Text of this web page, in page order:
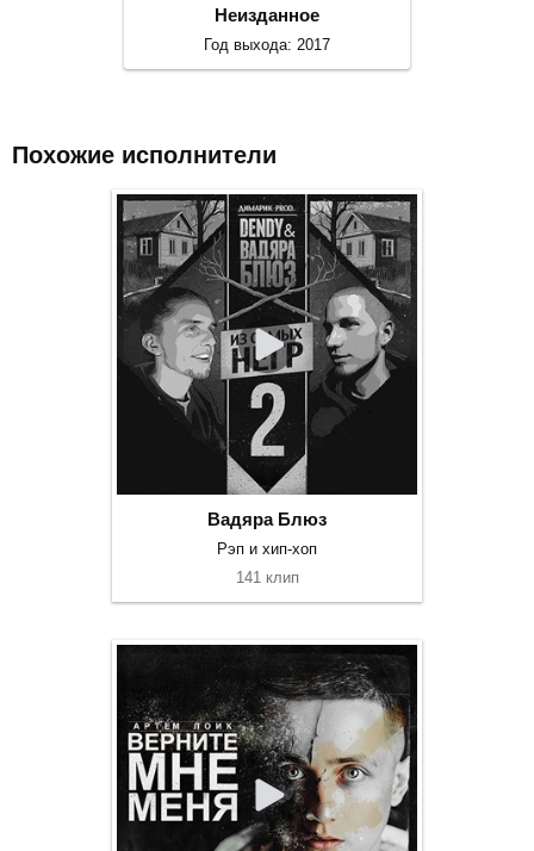
Неизданное
Год выхода: 2017
Похожие исполнители
Вадяра Блюз
Рэп и хип-хоп
141 клип